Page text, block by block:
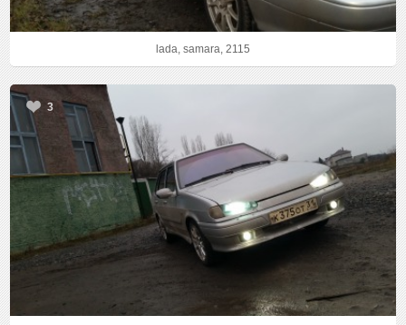
lada, samara, 2115
3